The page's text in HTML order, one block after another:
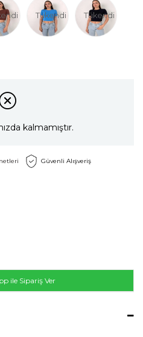
Tükendi Tükendi
kalmamıştır.
Güvenli Alışveriş
ile Sipariş Ver